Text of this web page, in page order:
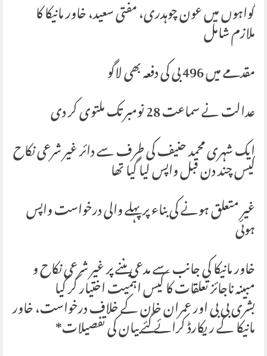
گواہوں میں عون چوہدری، مفتی سعید، خاور مانیکا کا
ملازم شامل
مقدمے میں 496 بی کی دفعہ بھی لاگو
عدالت نے سماعت 28 نومبر تک ملتوی کر دی
ایک شہری محمد حنیف کی طرف سے دائر غیر شرعی نکاح
کیس چند دن قبل واپس لیا گیا تھا
غیر متعلق ہونے کی بناء پر پہلے والی درخواست واپس
ہوئی
خاور مانیکا کی جانب سے مدعی بننے پر غیر شرعی نکاح و
مبینہ ناجائز تعلقات کا کیس اہمیت اختیار کر گیا
بشری بی بی اور عمران خان کے خلاف درخواست، خاور
مانیکا کے ریکارڈ کرائے گئے بیان کی تفصیلات*